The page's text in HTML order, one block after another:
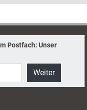
Postfach: Unser
Weiter